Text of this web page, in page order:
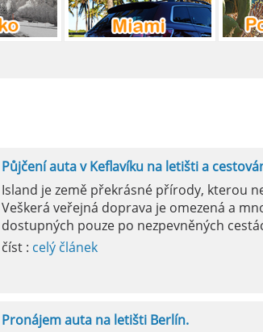
Pronájem auta na letišti Lefkada:
Půjčení auta na letišti Lefkada je skvělý
Půjčení auta v Keflavíku na letišti a
Island je země překrásné přírody, kterou
Veškerá veřejná doprava je omezená a
dostupných pouze po nezpevněných
číst : celý článek
Pronájem auta na letišti Berlín.
Milan,
pokud si půjčujete auto v
vyzvednutím funkčnost